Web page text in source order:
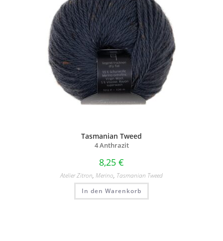
Tasmanian Tweed
4 Anthrazit
8,25 €
Atelier Zitron, Merino, Tasmanian Tweed
In den Warenkorb